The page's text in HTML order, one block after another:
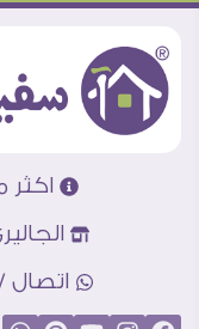
اكثر من 31241
اتصال /